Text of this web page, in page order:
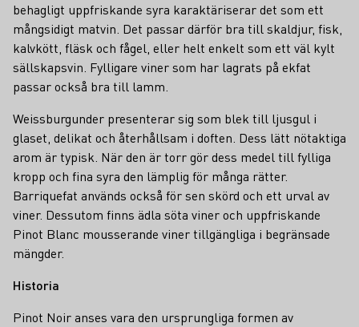
behagligt uppfriskande syra karaktäriserar det som ett
mångsidigt matvin. Det passar därför bra till skaldjur, fisk,
kalvkött, fläsk och fågel, eller helt enkelt som ett väl kylt
sällskapsvin. Fylligare viner som har lagrats på ekfat
passar också bra till lamm.
Weissburgunder presenterar sig som blek till ljusgul i
glaset, delikat och återhållsam i doften. Dess lätt nötaktiga
arom är typisk. När den är torr gör dess medel till fylliga
kropp och fina syra den lämplig för många rätter.
Barriquefat används också för sen skörd och ett urval av
viner. Dessutom finns ädla söta viner och uppfriskande
Pinot Blanc mousserande viner tillgängliga i begränsade
mängder.
Historia
Pinot Noir anses vara den ursprungliga formen av